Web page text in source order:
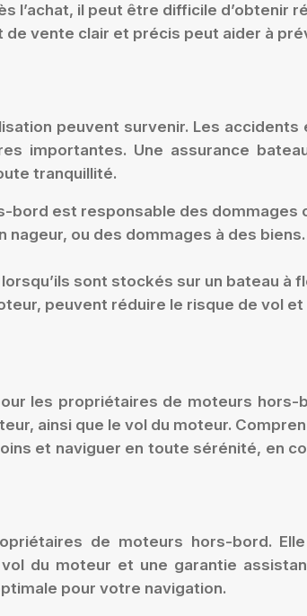
il peut être difficile d’obtenir
vente clair et précis peut aider à
peuvent survenir. Les
importantes. Une assurance
tranquillité.
est responsable des dommages
ou des dommages à des
sont stockés sur un bateau à
peuvent réduire le risque de vol
les propriétaires de moteurs hors-
ainsi que le vol du moteur.
et naviguer en toute sérénité, en
de moteurs hors-bord.
du moteur et une garantie
pour votre navigation.